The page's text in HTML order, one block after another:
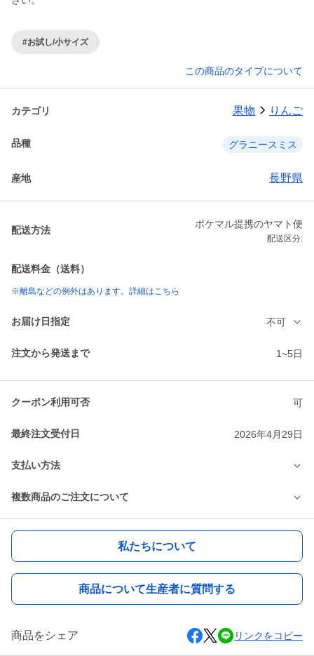
#お試し/小サイズ
この商品のタイプについて
カテゴリ 果物 りんご
品種 グラニースミス
産地 長野県
配送方法
ポケマル提携のヤマト便
配送区分:
配送料金（送料）
※離島などの例外はあります。詳細はこちら
お届け日指定 不可
注文から発送まで 1~5日
クーポン利用可否 可
最終注文受付日 2026年4月29日
支払い方法
複数商品のご注文について
私たちについて
商品について生産者に質問する
商品をシェア リンクをコピー